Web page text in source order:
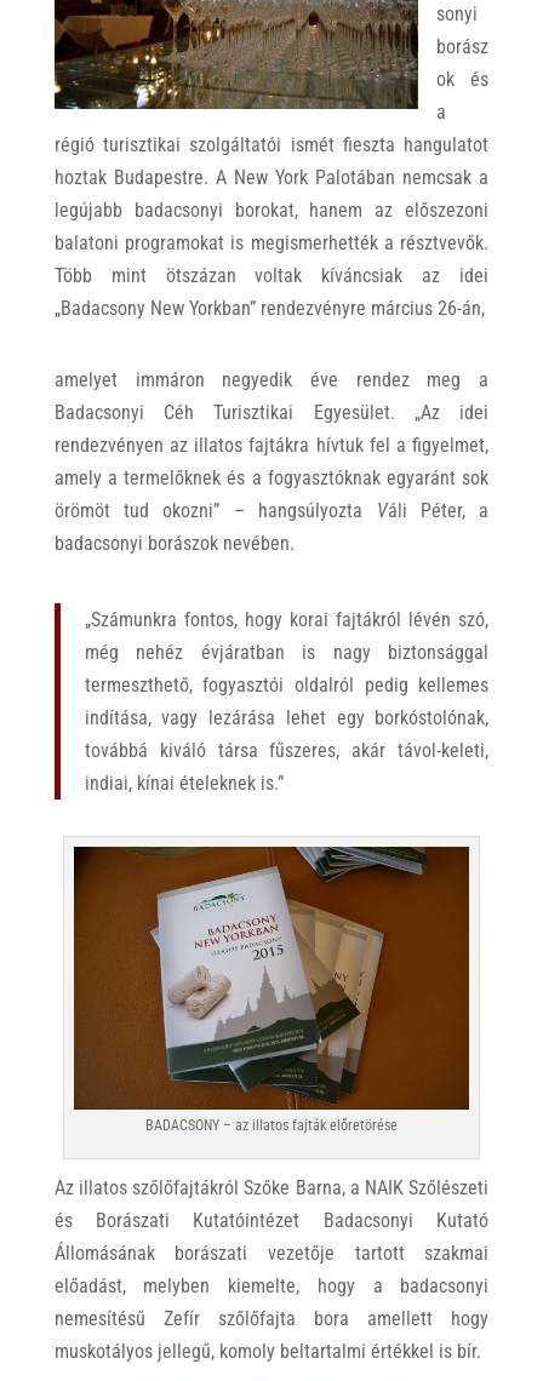
sonyi
borász
ok és
a
régió turisztikai szolgáltatói ismét fieszta hangulatot
hoztak Budapestre. A New York Palotában nemcsak a
legújabb badacsonyi borokat, hanem az előszezoni
balatoni programokat is megismerhették a résztvevők.
Több mint ötszázan voltak kíváncsiak az idei
„Badacsony New Yorkban” rendezvényre március 26-án,
amelyet immáron negyedik éve rendez meg a
Badacsonyi Céh Turisztikai Egyesület. „Az idei
rendezvényen az illatos fajtákra hívtuk fel a figyelmet,
amely a termelőknek és a fogyasztóknak egyaránt sok
örömöt tud okozni” – hangsúlyozta Váli Péter, a
badacsonyi borászok nevében.
„Számunkra fontos, hogy korai fajtákról lévén szó,
még nehéz évjáratban is nagy biztonsággal
termeszthető, fogyasztói oldalról pedig kellemes
indítása, vagy lezárása lehet egy borkóstolónak,
továbbá kiváló társa fűszeres, akár távol-keleti,
indiai, kínai ételeknek is.”
BADACSONY – az illatos fajták előretörése
Az illatos szőlőfajtákról Szőke Barna, a NAIK Szőlészeti
és Borászati Kutatóintézet Badacsonyi Kutató
Állomásának borászati vezetője tartott szakmai
előadást, melyben kiemelte, hogy a badacsonyi
nemesítésű Zefír szőlőfajta bora amellett hogy
muskotályos jellegű, komoly beltartalmi értékkel is bír.